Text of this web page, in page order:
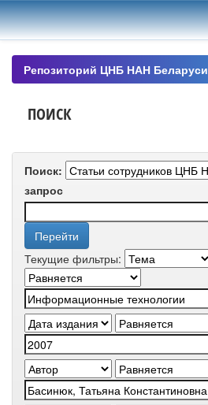
Skip
navigation
Репозиторий ЦНБ НАН Беларуси
ПОИСК
Поиск:
запрос
Текущие фильтры: